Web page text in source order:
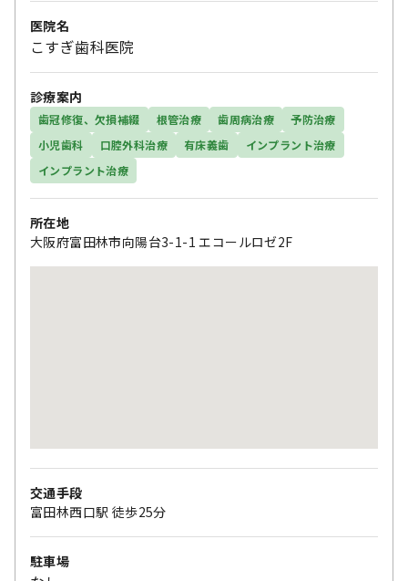
医院名
こすぎ歯科医院
診療案内
歯冠修復、欠損補綴 根管治療 歯周病治療
予防治療
小児歯科
口腔外科治療 有床義歯
インプラント治療
インプラント治療
所在地
大阪府富田林市向陽台3-1-1 エコールロゼ2F
交通手段
富田林西口駅 徒歩25分
駐車場